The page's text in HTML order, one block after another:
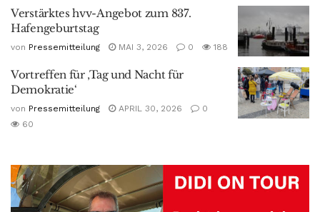
Verstärktes hvv-Angebot zum 837.
Hafengeburtstag
von Pressemitteilung MAI 3, 2026 0 188
Vortreffen für ‚Tag und Nacht für
Demokratie‘
von Pressemitteilung APRIL 30, 2026
0
60